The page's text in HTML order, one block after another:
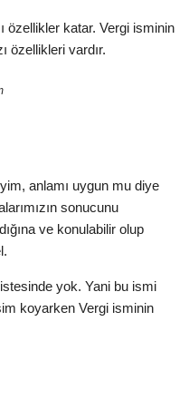
özellikler katar. Vergi isminin
özellikleri vardır.
anlamı uygun mu diye
sonucunu
ve konulabilir olup
yok. Yani bu ismi
koyarken Vergi isminin